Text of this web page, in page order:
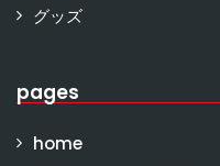
グッズ
pages
home